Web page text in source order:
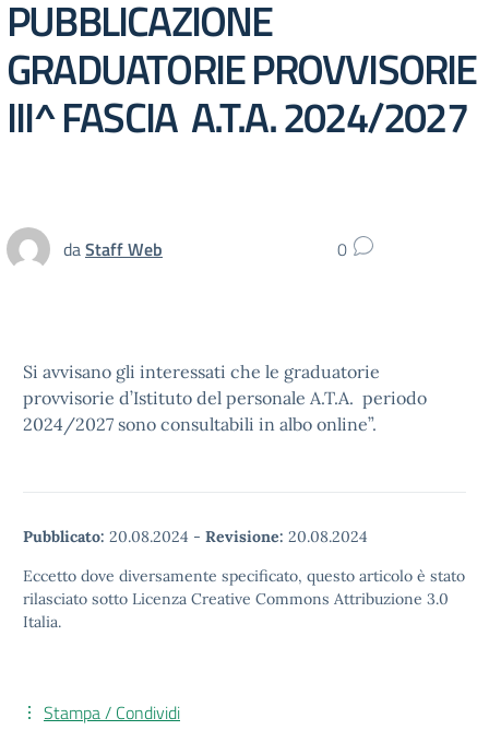
PUBBLICAZIONE
GRADUATORIE PROVVISORIE
III^ FASCIA A.T.A. 2024/2027
daStaff Web 0
Si avvisano gli interessati che le graduatorie
provvisorie d’Istituto del personale A.T.A. periodo
2024/2027 sono consultabili in albo online”.
Pubblicato: 20.08.2024 - Revisione: 20.08.2024
Eccetto dove diversamente specificato, questo articolo è stato
rilasciato sotto Licenza Creative Commons Attribuzione 3.0
Italia.
Stampa / Condividi